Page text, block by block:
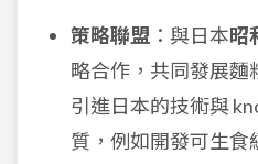
策略聯盟 ：與日本昭
略合作，共同發展麵
引進日本的技術與
質，例如開發可生食